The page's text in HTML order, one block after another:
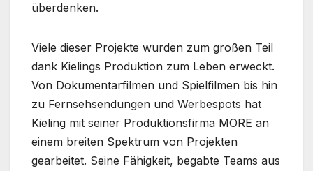
überdenken.
Viele dieser Projekte wurden zum großen Teil
dank Kielings Produktion zum Leben erweckt.
Von Dokumentarfilmen und Spielfilmen bis hin
zu Fernsehsendungen und Werbespots hat
Kieling mit seiner Produktionsfirma MORE an
einem breiten Spektrum von Projekten
gearbeitet. Seine Fähigkeit, begabte Teams aus